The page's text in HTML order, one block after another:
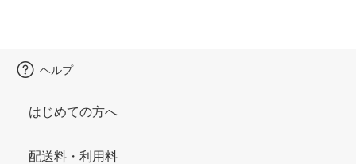
ヘルプ
はじめての方へ
配送料・利用料